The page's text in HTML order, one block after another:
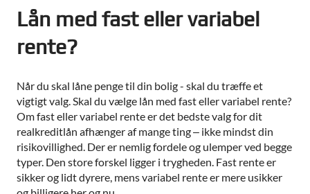
Lån med fast eller variabel
rente?
Når du skal låne penge til din bolig - skal du træffe et
vigtigt valg. Skal du vælge lån med fast eller variabel rente?
Om fast eller variabel rente er det bedste valg for dit
realkreditlån afhænger af mange ting – ikke mindst din
risikovillighed. Der er nemlig fordele og ulemper ved begge
typer. Den store forskel ligger i trygheden. Fast rente er
sikker og lidt dyrere, mens variabel rente er mere usikker